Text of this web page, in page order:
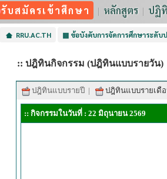
รับสมัครเข้าศึกษา หลักสูตร ปฏิ
RRU.AC.TH ▦ ข้อบังคับการจัดการศึกษาระดับ
:: ปฎิทินกิจกรรม (ปฎิทินแบบรายวัน)
ปฎิทินแบบรายปี | ปฎิทินแบบรายเดื
:: กิจกรรมในวันที่ : 22 มิถุนายน 2569